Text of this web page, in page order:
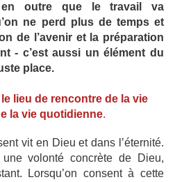
en outre que le travail va
ne perd plus de temps et
de l’avenir et la préparation
- c’est aussi un élément du
place.
lieu de rencontre de la vie
la vie quotidienne.
vit en Dieu et dans l’éternité.
volonté concrète de Dieu,
Lorsqu’on consent à cette